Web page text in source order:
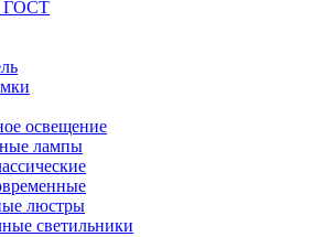
освещение
лампы
люстры
светильники